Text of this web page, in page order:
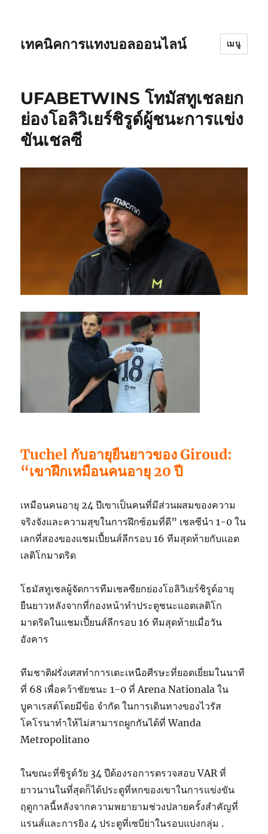
เทคนิคการแทงบอลออนไลน์ เมนู
UFABETWINS โทมัสทูเชลยก
ย่องโอลิวิเยร์ชิรูด์ผู้ชนะการแข่ง
ขันเชลซี
Tuchel กับอายุยืนยาวของ Giroud:
“เขาฝึกเหมือนคนอายุ 20 ปี
เหมือนคนอายุ 24 ปีเขาเป็นคนที่มีส่วนผสมของความ
จริงจังและความสุขในการฝึกซ้อมที่ดี” เชลซีนำ 1-0 ใน
เลกที่สองของแชมเปี้ยนส์ลีกรอบ 16 ทีมสุดท้ายกับแอต
เลติโกมาดริด
โธมัสทูเชลผู้จัดการทีมเชลซียกย่องโอลิวิเยร์ชิรูด์อายุ
ยืนยาวหลังจากที่กองหน้าทำประตูชนะแอตเลติโก
มาดริดในแชมเปี้ยนส์ลีกรอบ 16 ทีมสุดท้ายเมื่อวัน
อังคาร
ทีมชาติฝรั่งเศสทำการเตะเหนือศีรษะที่ยอดเยี่ยมในนาที
ที่ 68 เพื่อคว้าชัยชนะ 1-0 ที่ Arena Nationala ใน
บูคาเรสต์โดยมีข้อ จำกัด ในการเดินทางของไวรัส
โคโรนาทำให้ไม่สามารถผูกกันได้ที่ Wanda
Metropolitano
ในขณะที่ชิรูด์วัย 34 ปีต้องรอการตรวจสอบ VAR ที่
ยาวนานในที่สุดก็ได้ประตูที่หกของเขาในการแข่งขัน
ฤดูกาลนี้หลังจากความพยายามช่วงปลายครั้งสำคัญที่
แรนส์และการยิง 4 ประตูที่เซบีย่าในรอบแบ่งกลุ่ม .